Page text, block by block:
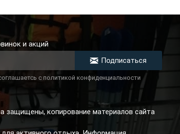
и акций
Подписаться
с политикой конфиденциальности
защищены, копирование материалов сайта